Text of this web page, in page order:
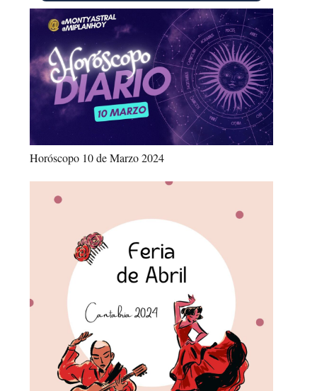
Horóscopo 10 de Marzo 2024